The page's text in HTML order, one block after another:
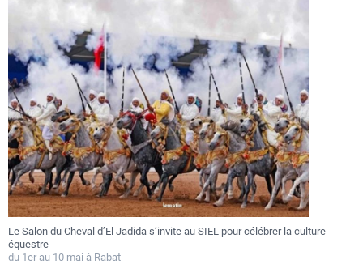
la culture
Festival Gnaoua 2026 : Essaouira au rythme des fusions
Du 25 au 27 juin 2026